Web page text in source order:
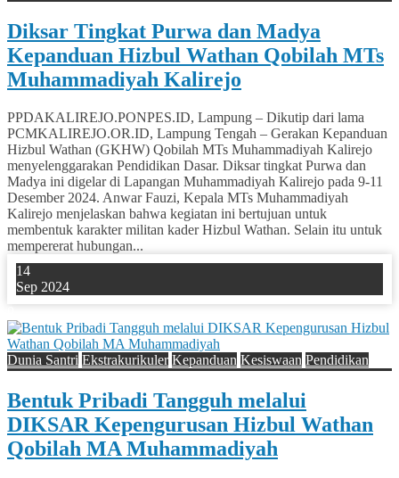
Diksar Tingkat Purwa dan Madya
Kepanduan Hizbul Wathan Qobilah MTs
Muhammadiyah Kalirejo
PPDAKALIREJO.PONPES.ID, Lampung – Dikutip dari lama
PCMKALIREJO.OR.ID, Lampung Tengah – Gerakan Kepanduan
Hizbul Wathan (GKHW) Qobilah MTs Muhammadiyah Kalirejo
menyelenggarakan Pendidikan Dasar. Diksar tingkat Purwa dan
Madya ini digelar di Lapangan Muhammadiyah Kalirejo pada 9-11
Desember 2024. Anwar Fauzi, Kepala MTs Muhammadiyah
Kalirejo menjelaskan bahwa kegiatan ini bertujuan untuk
membentuk karakter militan kader Hizbul Wathan. Selain itu untuk
mempererat hubungan...
14
Sep 2024
Dunia Santri Ekstrakurikuler Kepanduan Kesiswaan Pendidikan
Bentuk Pribadi Tangguh melalui
DIKSAR Kepengurusan Hizbul Wathan
Qobilah MA Muhammadiyah